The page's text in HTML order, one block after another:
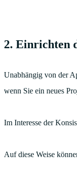
2. Einrichten
Unabhängig von der
wenn Sie ein neues
Im Interesse der
Auf diese Weise